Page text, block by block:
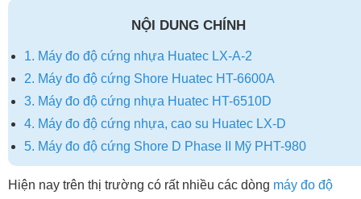
NỘI DUNG CHÍNH
1. Máy đo độ cứng nhựa Huatec LX-A-2
2. Máy đo độ cứng Shore Huatec HT-6600A
3. Máy đo độ cứng nhựa Huatec HT-6510D
4. Máy đo độ cứng nhựa, cao su Huatec LX-D
5. Máy đo độ cứng Shore D Phase II Mỹ PHT-980
Hiện nay trên thị trường có rất nhiều các dòng máy đo độ